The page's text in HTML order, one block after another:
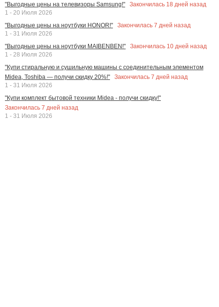
"Выгодные цены на телевизоры Samsung!"
Закончилась 18 дней назад
1 - 20 Июля 2026
"Выгодные цены на ноутбуки HONOR!"
Закончилась 7 дней назад
1 - 31 Июля 2026
"Выгодные цены на ноутбуки MAIBENBEN!"
Закончилась 10 дней назад
1 - 28 Июля 2026
"Купи стиральную и сушильную машины с соединительным элементом
Midea, Toshiba — получи скидку 20%!"
Закончилась 7 дней назад
1 - 31 Июля 2026
"Купи комплект бытовой техники Midea - получи скидку!"
Закончилась 7 дней назад
1 - 31 Июля 2026